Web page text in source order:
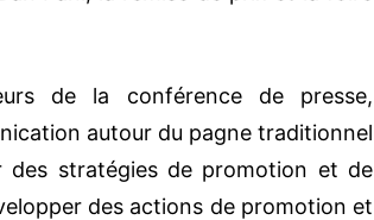
de la conférence de presse,
autour du pagne traditionnel
des stratégies de promotion et de
des actions de promotion et